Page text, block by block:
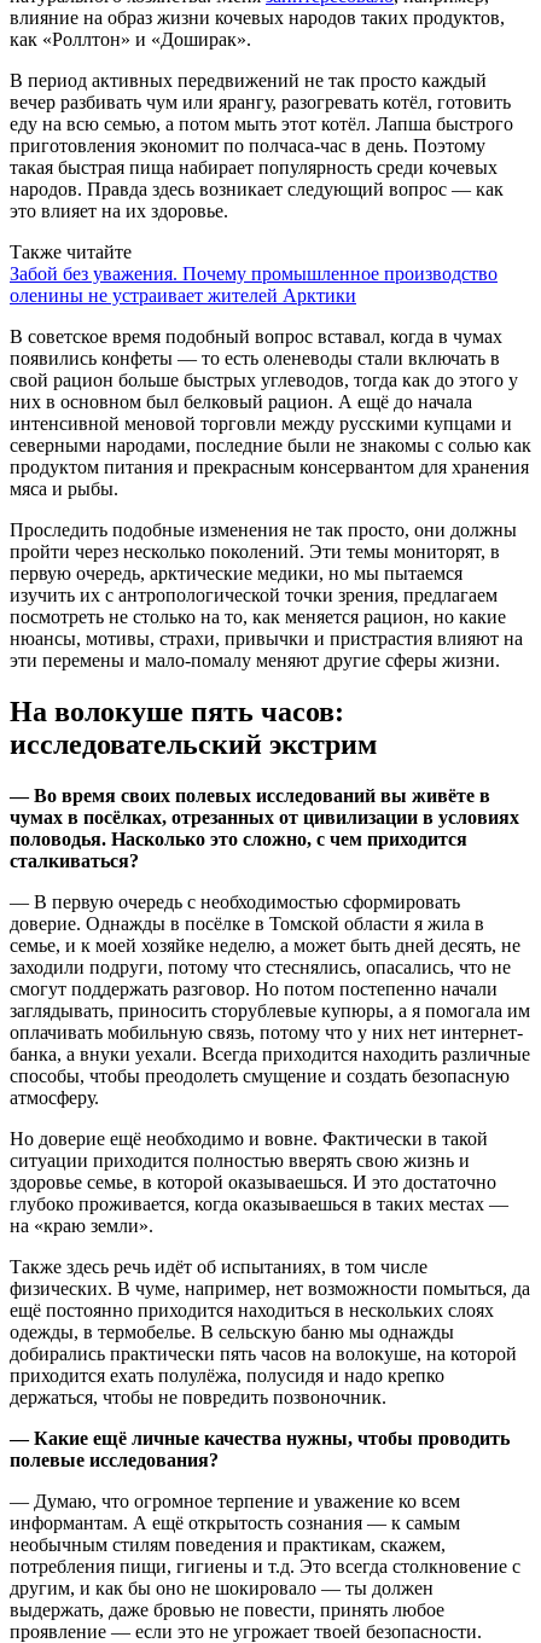
влияние на образ жизни кочевых народов таких продуктов,
как «Роллтон» и «Доширак».
В период активных передвижений не так просто каждый
вечер разбивать чум или ярангу, разогревать котёл, готовить
еду на всю семью, а потом мыть этот котёл. Лапша быстрого
приготовления экономит по полчаса-час в день. Поэтому
такая быстрая пища набирает популярность среди кочевых
народов. Правда здесь возникает следующий вопрос — как
это влияет на их здоровье.
Также читайте
Забой без уважения. Почему промышленное производство
оленины не устраивает жителей Арктики
В советское время подобный вопрос вставал, когда в чумах
появились конфеты — то есть оленеводы стали включать в
свой рацион больше быстрых углеводов, тогда как до этого у
них в основном был белковый рацион. А ещё до начала
интенсивной меновой торговли между русскими купцами и
северными народами, последние были не знакомы с солью как
продуктом питания и прекрасным консервантом для хранения
мяса и рыбы.
Проследить подобные изменения не так просто, они должны
пройти через несколько поколений. Эти темы мониторят, в
первую очередь, арктические медики, но мы пытаемся
изучить их с антропологической точки зрения, предлагаем
посмотреть не столько на то, как меняется рацион, но какие
нюансы, мотивы, страхи, привычки и пристрастия влияют на
эти перемены и мало-помалу меняют другие сферы жизни.
На волокуше пять часов:
исследовательский экстрим
— Во время своих полевых исследований вы живёте в
чумах в посёлках, отрезанных от цивилизации в условиях
половодья. Насколько это сложно, с чем приходится
сталкиваться?
— В первую очередь с необходимостью сформировать
доверие. Однажды в посёлке в Томской области я жила в
семье, и к моей хозяйке неделю, а может быть дней десять, не
заходили подруги, потому что стеснялись, опасались, что не
смогут поддержать разговор. Но потом постепенно начали
заглядывать, приносить сторублевые купюры, а я помогала им
оплачивать мобильную связь, потому что у них нет интернет-
банка, а внуки уехали. Всегда приходится находить различные
способы, чтобы преодолеть смущение и создать безопасную
атмосферу.
Но доверие ещё необходимо и вовне. Фактически в такой
ситуации приходится полностью вверять свою жизнь и
здоровье семье, в которой оказываешься. И это достаточно
глубоко проживается, когда оказываешься в таких местах —
на «краю земли».
Также здесь речь идёт об испытаниях, в том числе
физических. В чуме, например, нет возможности помыться, да
ещё постоянно приходится находиться в нескольких слоях
одежды, в термобелье. В сельскую баню мы однажды
добирались практически пять часов на волокуше, на которой
приходится ехать полулёжа, полусидя и надо крепко
держаться, чтобы не повредить позвоночник.
— Какие ещё личные качества нужны, чтобы проводить
полевые исследования?
— Думаю, что огромное терпение и уважение ко всем
информантам. А ещё открытость сознания — к самым
необычным стилям поведения и практикам, скажем,
потребления пищи, гигиены и т.д. Это всегда столкновение с
другим, и как бы оно не шокировало — ты должен
выдержать, даже бровью не повести, принять любое
проявление — если это не угрожает твоей безопасности.